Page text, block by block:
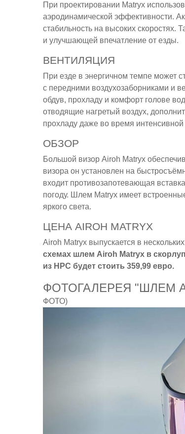
При проектировании Matryx
аэродинамической эффективности.
стабильность на высоких
и улучшающей впечатление от езды.
ВЕНТИЛЯЦИЯ
При езде в энергичном темпе может
с передними воздухозаборниками и
обдув, прохладу и комфорт голове
отводящие нагретый воздух,
прохладу даже во время
ОБЗОР
Большой визор Airoh Matryx
визора он установлен на
входит противозапотевающая
погоду. Шлем Matryx имеет
яркого света.
ЦЕНА AIROH MATRYX
Airoh Matryx выпускается в
схемах шлем Airoh Matryx в
из HPC будет стоить 359,99 евро.
ФОТОГАЛЕРЕЯ "ШЛЕМ
ФОТО)